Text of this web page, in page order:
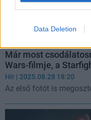
Data Deletion
Már most
Wars-filmje, a
Hír | 2025.08.28 18:20
Az első fotót is